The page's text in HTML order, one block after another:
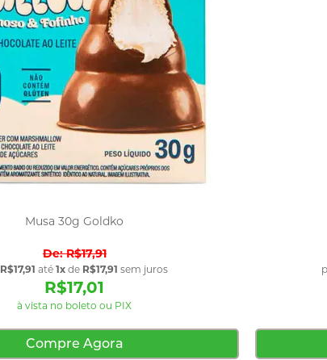
Musa 30g Goldko
R$17,91
R$17,91 até1x de R$17,91 sem juros
R$17,01
à vista no boleto ou PIX
Compre Agora